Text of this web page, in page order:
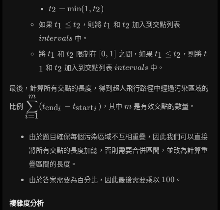
t_1)
t_2 =
t_2)
t2 = min(1, t2)
如果 t_1
\leq
t_2
t1 ≤ t2 ，則將t_1
t1 和t_2
t2 加入到交點列表
intervals 中。
將 t_1
t1 和 t_2
t2 限制在 [0,
1]
0, 1 之間，如果 t_1
t_2
t1 ≤ t2 ，則將t_1
t
1 和 t_2
t2 加入到交點列表 intervals
intervals 中。
最後，計算所有交點的長度，得到超人飛行路徑中經過污染區域的
比例
\displaystyle\sum_{i=1}^{m}
(t_{\text{end}_i} -
t_{\text{start}_i})
i=1
∑
m
(tendi − tstarti ) ，其中 m是有效交點的數量。
由於題目確保每個污染區域不互相重疊，因此我們可以直接
將所有交點的長度加總，否則需要合併區間，並改為計算重
疊區間的長度。
由於答案需要為百分比，因此最後需要乘以 100
100 。
複雜度分析